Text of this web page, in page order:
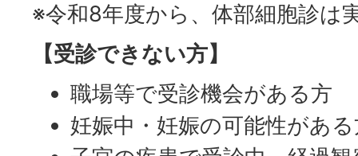
※令和8年度から、体部細胞診は
【受診できない方】
職場等で受診機会がある方
妊娠中・妊娠の可能性があ